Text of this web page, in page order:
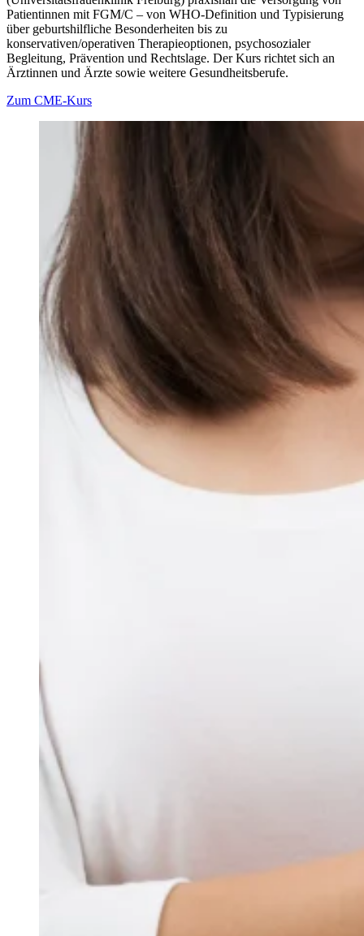
Patientinnen mit FGM/C – von WHO-Definition und Typisierung
über geburtshilfliche Besonderheiten bis zu
konservativen/operativen Therapieoptionen, psychosozialer
Begleitung, Prävention und Rechtslage. Der Kurs richtet sich an
Ärztinnen und Ärzte sowie weitere Gesundheitsberufe.
Zum CME-Kurs